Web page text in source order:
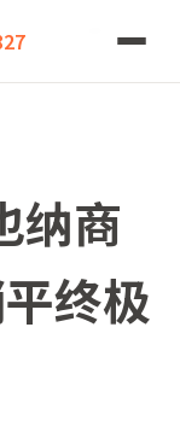
平终极攻略
纳商
终极